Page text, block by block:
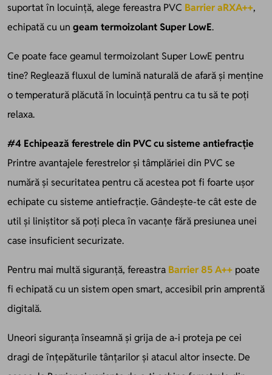
suportat în locuință, alege fereastra PVC Barrier aRXA++,
echipată cu un geam termoizolant Super LowE.
Ce poate face geamul termoizolant Super LowE pentru
tine? Reglează fluxul de lumină naturală de afară și menține
o temperatură plăcută în locuință pentru ca tu să te poți
relaxa.
#4 Echipează ferestrele din PVC cu sisteme antiefracție
Printre avantajele ferestrelor și tâmplăriei din PVC se
numără și securitatea pentru că acestea pot fi foarte ușor
echipate cu sisteme antiefracție. Gândește-te cât este de
util și liniștitor să poți pleca în vacanțe fără presiunea unei
case insuficient securizate.
Pentru mai multă siguranță, fereastra Barrier 85 A++ poate
fi echipată cu un sistem open smart, accesibil prin amprentă
digitală.
Uneori siguranța înseamnă și grija de a-i proteja pe cei
dragi de înțepăturile tânțarilor și atacul altor insecte. De